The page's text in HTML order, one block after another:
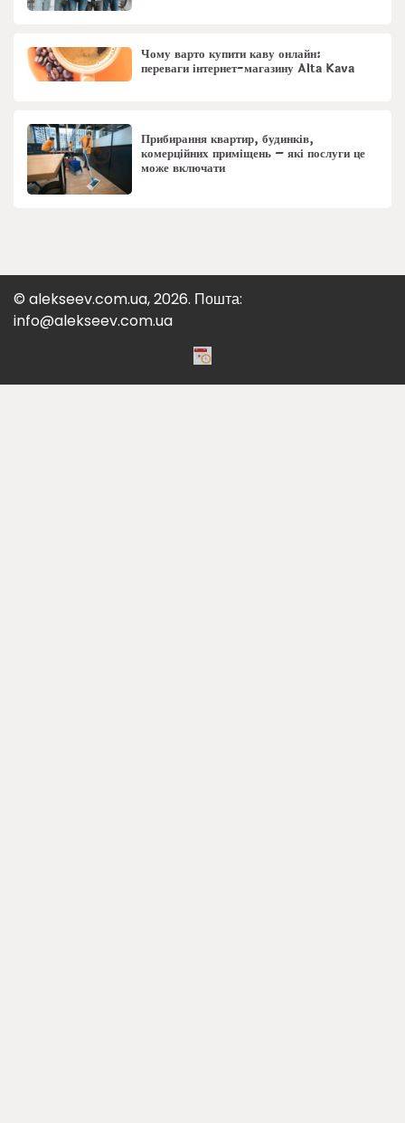
Чому варто купити каву онлайн:
переваги інтернет-магазину Alta Kava
Прибирання квартир, будинків,
комерційних приміщень – які послуги це
може включати
© alekseev.com.ua, 2026. Пошта:
info@alekseev.com.ua